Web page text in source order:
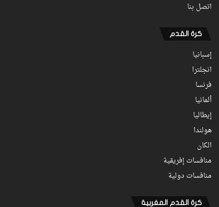
اتصل بنا
كرة القدم
إسبانيا
انجلترا
فرنسا
ألمانيا
إيطاليا
هولندا
الكان
منافسات إفريقية
منافسات دولية
كرة القدم المغربية